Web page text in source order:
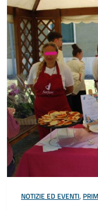
NOTIZIE ED EVENTI,